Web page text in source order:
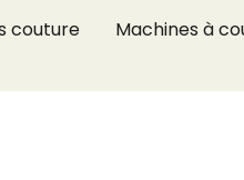
couture
Machines à
c